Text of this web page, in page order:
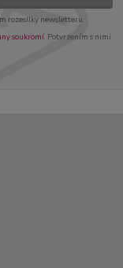
rozesílky newsletteru.
soukromí. Potvrzením s nimi